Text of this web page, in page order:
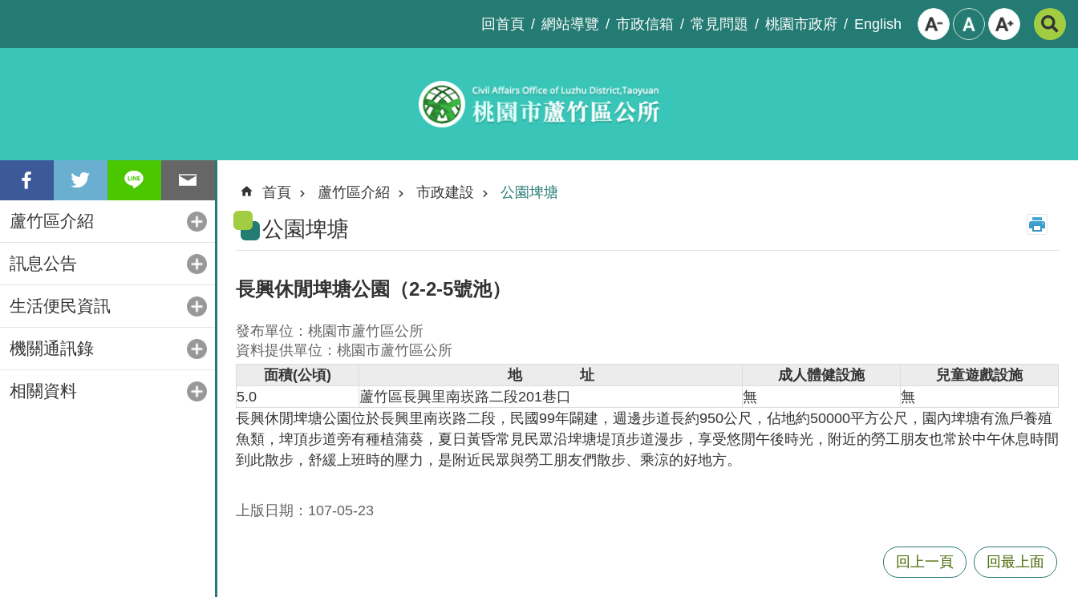
回首頁 網站導覽 市政信箱 常見問題 桃園市政府 English
蘆竹區介紹
訊息公告
生活便民資訊
機關通訊錄
相關資料
首頁 蘆竹區介紹 市政建設 公園埤塘
公園埤塘
長興休閒埤塘公園（2-2-5號池）
發布單位：桃園市蘆竹區公所
資料提供單位：桃園市蘆竹區公所
面積(公頃) 地 址 成人體健設施
兒童遊戲設施
5.0
蘆竹區長興里南崁路二段201巷口 無
無
長興休閒埤塘公園位於長興里南崁路二段，民國99年闢建，週邊步道長約950公尺，佔地約50000平方公尺，園內埤塘有漁戶養殖
魚類，埤頂步道旁有種植蒲葵，夏日黃昏常見民眾沿埤塘堤頂步道漫步，享受悠閒午後時光，附近的勞工朋友也常於中午休息時間
到此散步，舒緩上班時的壓力，是附近民眾與勞工朋友們散步、乘涼的好地方。
上版日期：107-05-23
回上一頁 回最上面